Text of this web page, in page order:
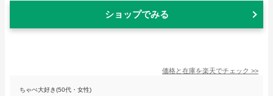
ショップでみる
価格と在庫を楽天でチェック >>
ちゃぺ大好き(50代・女性)